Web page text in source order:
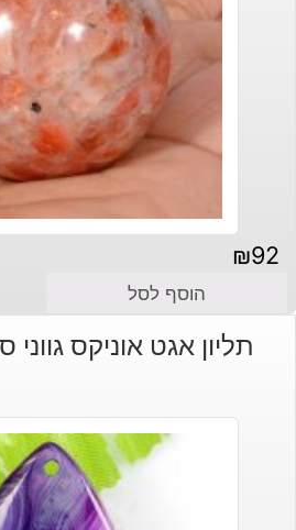
₪92
הוסף לסל
תליון אגט אוניקס גווני